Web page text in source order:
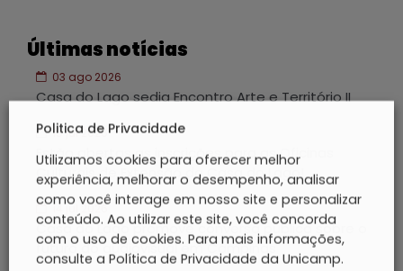
Últimas notícias
03 ago 2026
Casa do Lago sedia Encontro Arte e Território II
15 jul 2026
Estão abertas as inscrições para as Oficinas
Culturais de Extensão da Casa do Lago!
14 jul 2026
Casa do Lago promove conversa pública sobre o
futuro do audiovisual em Campinas
Politica de Privacidade
Utilizamos cookies para oferecer melhor
experiência, melhorar o desempenho, analisar
como você interage em nosso site e personalizar
conteúdo. Ao utilizar este site, você concorda
com o uso de cookies. Para mais informações,
consulte a Política de Privacidade da Unicamp.